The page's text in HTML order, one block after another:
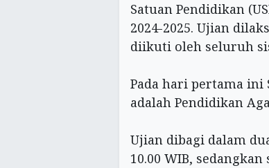
Satuan Pendidikan
2024-2025. Ujian
diikuti oleh seluruh
‎Pada hari pertama ini
adalah Pendidikan
‎Ujian dibagi dalam
10.00 WIB,